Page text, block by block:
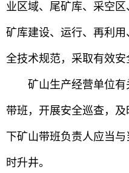
业区域、尾矿库、采空
矿库建设、运行、再利
全技术规范，采取有效
矿山生产经营单位有
带班，开展安全巡查，
下矿山带班负责人应当
时升井。